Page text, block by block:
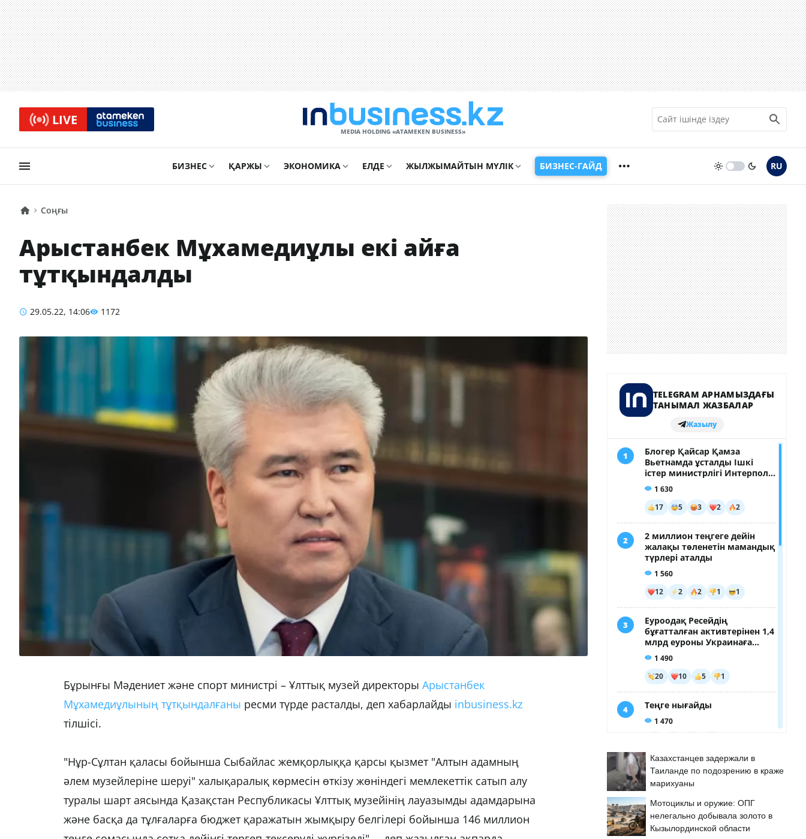
LIVE
MEDIA HOLDING «ATAMEKЕN BUSINESS»
БИЗНЕС ҚАРЖЫ ЭКОНОМИКА ЕЛДЕ ЖЫЛЖЫМАЙТЫН МҮЛІК БИЗНЕС-ГАЙД RU
Соңғы
Арыстанбек Мұхамедиұлы екі айға
тұтқындалды
29.05.22, 14:06 1172
Бұрынғы Мәдениет және спорт министрі – Ұлттық музей директоры Арыстанбек
Мұхамедиұлының тұтқындалғаны ресми түрде расталды, деп хабарлайды inbusiness.kz
тілшісі.
"Нұр-Cұлтан қаласы бойынша Сыбайлас жемқорлыққа қарсы қызмет "Алтын адамның
әлем музейлеріне шеруі" халықаралық көрмесін өткізу жөніндегі мемлекеттік сатып алу
туралы шарт аясында Қазақстан Республикасы Ұлттық музейінің лауазымды адамдарына
және басқа да тұлғаларға бюджет қаражатын жымқыру белгілері бойынша 146 миллион
Казахстанцев задержали в
Таиланде по подозрению в краже
марихуаны
Мотоциклы и оружие: ОПГ
нелегально добывала золото в
Кызылординской области